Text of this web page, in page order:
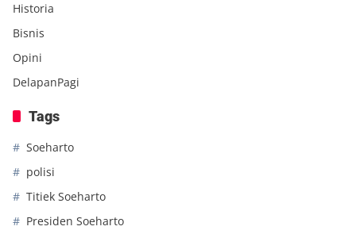
Historia
Bisnis
Opini
DelapanPagi
Tags
Soeharto
polisi
Titiek Soeharto
Presiden Soeharto